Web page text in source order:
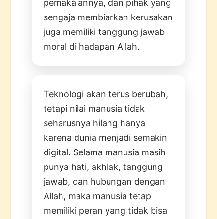
pemakaiannya, dan pihak yang
sengaja membiarkan kerusakan
juga memiliki tanggung jawab
moral di hadapan Allah.
Teknologi akan terus berubah,
tetapi nilai manusia tidak
seharusnya hilang hanya
karena dunia menjadi semakin
digital. Selama manusia masih
punya hati, akhlak, tanggung
jawab, dan hubungan dengan
Allah, maka manusia tetap
memiliki peran yang tidak bisa